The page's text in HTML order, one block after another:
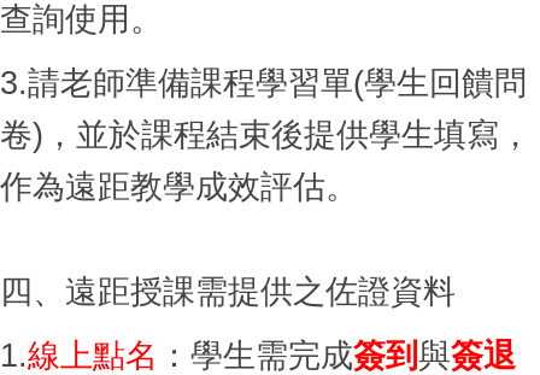
查詢使用。
3.請老師準備課程學習單(學生回饋問
卷) ，並於課程結束後提供學生填寫，
作為遠距教學成效評估。
四、遠距授課需提供之佐證資料
1.線上點名 ：學生需完成簽到 與簽退